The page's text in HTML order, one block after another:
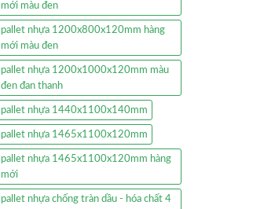
mới màu đen
pallet nhựa 1200x800x120mm hàng
mới màu đen
pallet nhựa 1200x1000x120mm màu
đen đan thanh
pallet nhựa 1440x1100x140mm
pallet nhựa 1465x1100x120mm
pallet nhựa 1465x1100x120mm hàng
mới
pallet nhựa chống tràn dầu - hóa chất 4